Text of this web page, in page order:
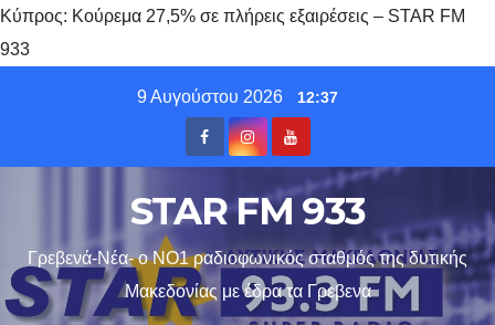
Κύπρος: Κούρεμα 27,5% σε πλήρεις εξαιρέσεις – STAR FM
933
9 Αυγούστου 2026 12:37
STAR FM 933
Γρεβενά-Νέα- ο ΝΟ1 ραδιοφωνικός σταθμός της δυτικής
Μακεδονίας με έδρα τα Γρεβενα